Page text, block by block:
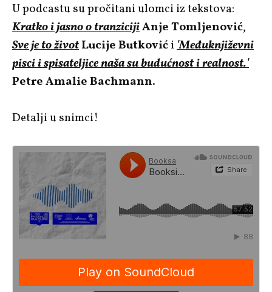
U podcastu su pročitani ulomci iz tekstova:
Kratko i jasno o tranzicijiAnje Tomljenović,
Sve je to životLucije Butkovići'Međuknjiževni
pisci i spisateljice naša su budućnost i realnost.'
Petre Amalie Bachmann.
Detalji u snimci!